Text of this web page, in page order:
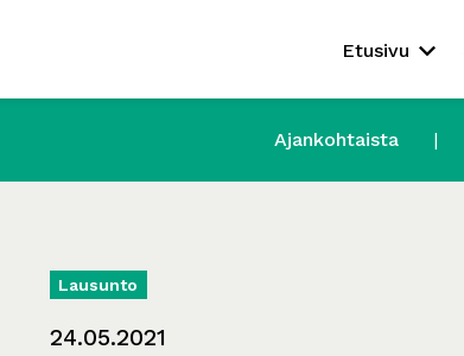
Etusivu
Ajankohtaista
Lausunto
24.05.2021